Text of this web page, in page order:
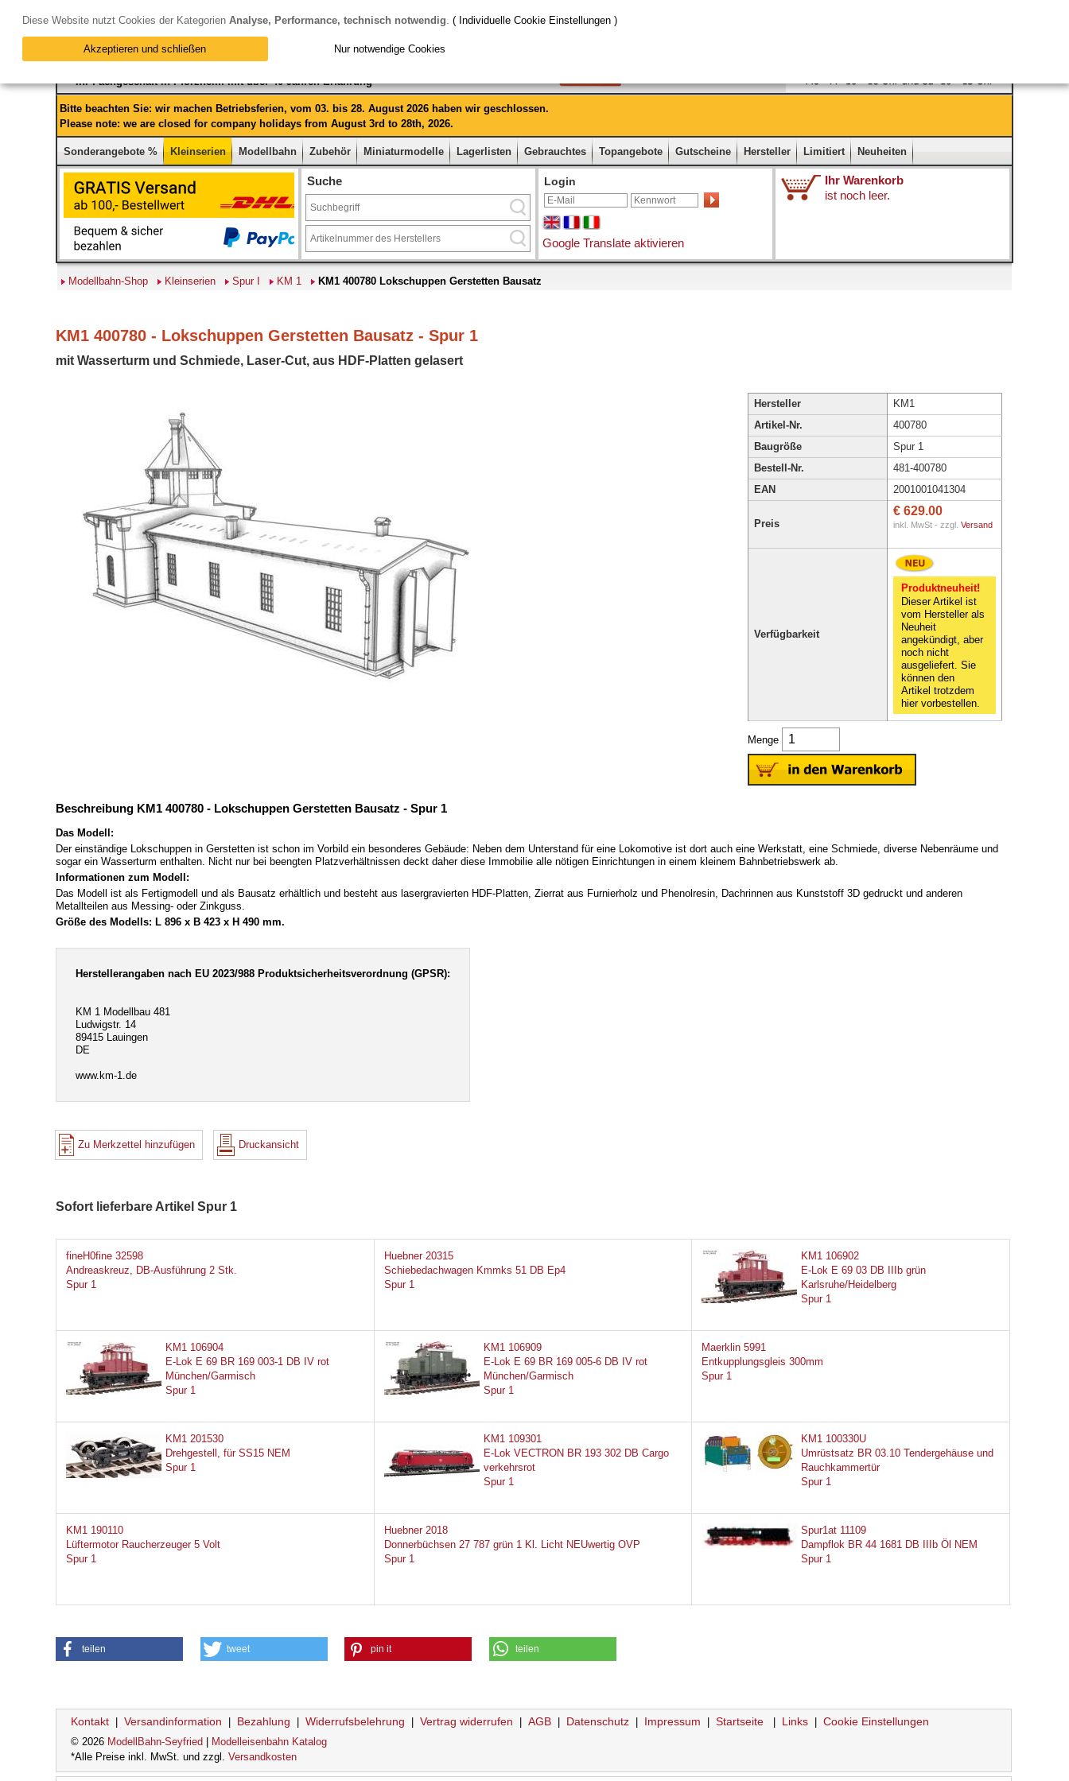
Ihr Fachgeschäft in Pforzheim mit über 40 Jahren Erfahrung
Bitte beachten Sie: wir machen Betriebsferien, vom 03. bis 28. August 2026 haben wir geschlossen.
Please note: we are closed for company holidays from August 3rd to 28th, 2026.
Sonderangebote % Kleinserien Modellbahn Zubehör Miniaturmodelle Lagerlisten Gebrauchtes Topangebote Gutscheine Hersteller Limitiert Neuheiten
Suche Login
Google Translate aktivieren
Ihr Warenkorb
ist noch leer.
Modellbahn-Shop Kleinserien Spur I KM 1 KM1 400780 Lokschuppen Gerstetten Bausatz
KM1 400780 - Lokschuppen Gerstetten Bausatz - Spur 1
mit Wasserturm und Schmiede, Laser-Cut, aus HDF-Platten gelasert
Hersteller
KM1
Artikel-Nr.
400780
Baugröße
Spur 1
Bestell-Nr.
481-400780
EAN
2001001041304
Preis
€ 629.00
inkl. MwSt - zzgl. Versand
Verfügbarkeit
Produktneuheit!
Dieser Artikel ist
vom Hersteller als
Neuheit
angekündigt, aber
noch nicht
ausgeliefert. Sie
können den
Artikel trotzdem
hier vorbestellen.
Menge
Beschreibung KM1 400780 - Lokschuppen Gerstetten Bausatz - Spur 1
Das Modell:
Der einständige Lokschuppen in Gerstetten ist schon im Vorbild ein besonderes Gebäude: Neben dem Unterstand für eine Lokomotive ist dort auch eine Werkstatt, eine Schmiede, diverse Nebenräume und
sogar ein Wasserturm enthalten. Nicht nur bei beengten Platzverhältnissen deckt daher diese Immobilie alle nötigen Einrichtungen in einem kleinem Bahnbetriebswerk ab.
Informationen zum Modell:
Das Modell ist als Fertigmodell und als Bausatz erhältlich und besteht aus lasergravierten HDF-Platten, Zierrat aus Furnierholz und Phenolresin, Dachrinnen aus Kunststoff 3D gedruckt und anderen
Metallteilen aus Messing- oder Zinkguss.
Größe des Modells: L 896 x B 423 x H 490 mm.
Herstellerangaben nach EU 2023/988 Produktsicherheitsverordnung (GPSR):
KM 1 Modellbau 481
Ludwigstr. 14
89415 Lauingen
DE
www.km-1.de
Zu Merkzettel hinzufügen Druckansicht
Sofort lieferbare Artikel Spur 1
fineH0fine 32598
Andreaskreuz, DB-Ausführung 2 Stk.
Spur 1
Huebner 20315
Schiebedachwagen Kmmks 51 DB Ep4
Spur 1
KM1 106902
E-Lok E 69 03 DB IIIb grün
Karlsruhe/Heidelberg
Spur 1
KM1 106904
E-Lok E 69 BR 169 003-1 DB IV rot
München/Garmisch
Spur 1
KM1 106909
E-Lok E 69 BR 169 005-6 DB IV rot
München/Garmisch
Spur 1
Maerklin 5991
Entkupplungsgleis 300mm
Spur 1
KM1 201530
Drehgestell, für SS15 NEM
Spur 1
KM1 109301
E-Lok VECTRON BR 193 302 DB Cargo
verkehrsrot
Spur 1
KM1 100330U
Umrüstsatz BR 03.10 Tendergehäuse und
Rauchkammertür
Spur 1
KM1 190110
Lüftermotor Raucherzeuger 5 Volt
Spur 1
Huebner 2018
Donnerbüchsen 27 787 grün 1 Kl. Licht NEUwertig OVP
Spur 1
Spur1at 11109
Dampflok BR 44 1681 DB IIIb Öl NEM
Spur 1
teilen tweet pin it teilen
Kontakt Versandinformation Bezahlung Widerrufsbelehrung Vertrag widerrufen AGB Datenschutz Impressum Startseite Links Cookie Einstellungen
© 2026 ModellBahn-Seyfried
Modelleisenbahn Katalog
*Alle Preise inkl. MwSt. und zzgl. Versandkosten
Diese Website nutzt Cookies der Kategorien Analyse, Performance, technisch notwendig. ( Individuelle Cookie Einstellungen )
Akzeptieren und schließen Nur notwendige Cookies